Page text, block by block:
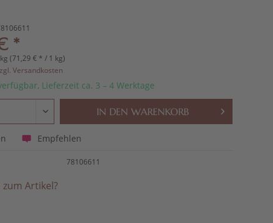
*
(71,29 € * / 1 kg)
Versandkosten
Lieferzeit ca. 3 – 4 Werktage
IN DEN WARENKORB
Empfehlen
78106611
zum Artikel?